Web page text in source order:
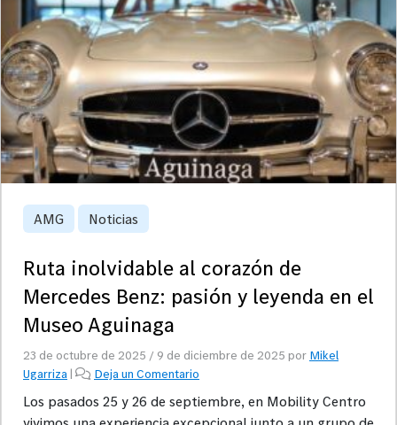
AMG Noticias
Ruta inolvidable al corazón de
Mercedes Benz: pasión y leyenda en el
Museo Aguinaga
23 de octubre de 2025 / 9 de diciembre de 2025 por Mikel
Ugarriza| Deja un Comentario
Los pasados 25 y 26 de septiembre, en Mobility Centro